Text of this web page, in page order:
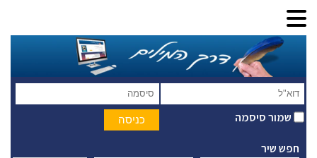
שמור סיסמה
חפש שיר